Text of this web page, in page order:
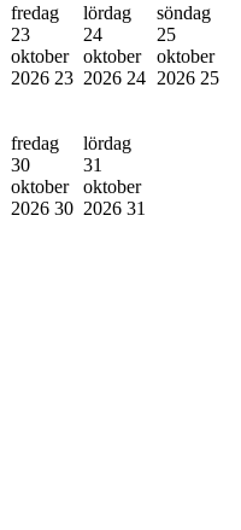
fredag
23
oktober
2026 23
lördag
24
oktober
2026 24
söndag
25
oktober
2026 25
fredag
30
oktober
2026 30
lördag
31
oktober
2026 31